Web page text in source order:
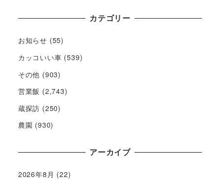
カテゴリー
お知らせ (55)
カッコいい車 (539)
その他 (903)
営業飯 (2,743)
蔵探訪 (250)
農園 (930)
アーカイブ
2026年8月 (22)